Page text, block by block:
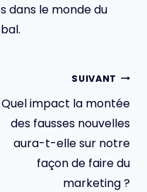
dans le monde du
SUIVANT
Quel impact la montée
des fausses nouvelles
aura-t-elle sur notre
façon de faire du
marketing ?